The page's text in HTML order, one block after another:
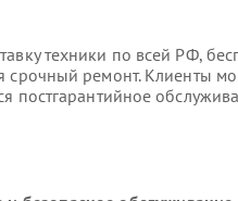
техники по всей РФ,
ремонт. Клиенты
постгарантийное